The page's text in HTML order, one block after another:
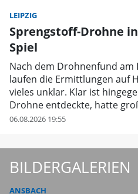
LEIPZIG
Sprengstoff-Drohne
Spiel
Nach dem Drohnenfund am
laufen die Ermittlungen auf
vieles unklar. Klar ist
Drohne entdeckte, hatte
06.08.2026 19:55
BILDERGALERIEN
ANSBACH